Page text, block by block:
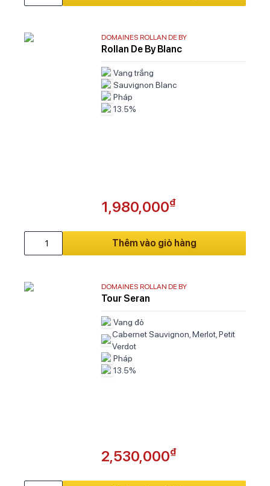
DOMAINES ROLLAN DE BY
Rollan De By Blanc
Vang trắng
Sauvignon Blanc
Pháp
13.5%
1,980,000₫
Thêm vào giỏ hàng
DOMAINES ROLLAN DE BY
Tour Seran
Vang đỏ
Cabernet Sauvignon, Merlot, Petit
Verdot
Pháp
13.5%
2,530,000₫